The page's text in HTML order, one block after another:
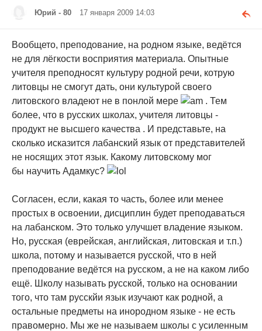
Юрий - 80 17 января 2009 14:03
Вообщето, преподование, на родном языке, ведётся
не для лёгкости восприятия материала. Опытные
учителя преподносят культуру родной речи, котрую
литовцы не смогут дать, они культурой своего
литовского владеют не в понлой мере
. Тем
более, что в русских школах, учителя литовцы -
продукт не высшего качества . И представьте, на
сколько исказится лабанский язык от представителей
не носящих этот язык. Какому литовскому мог
бы научить Адамкус?
Согласен, если, какая то часть, более или менее
простых в освоении, дисциплин будет преподаваться
на лабанском. Это только улучшет владение языком.
Но, русская (еврейская, английская, литовская и т.п.)
школа, потому и называется русской, что в ней
преподование ведётся на русском, а не на каком либо
ещё. Школу называть русской, только на основании
того, что там русскйи язык изучают как родной, а
остальные предметы на инородном языке - не есть
правомерно. Мы же не называем школы с усиленным